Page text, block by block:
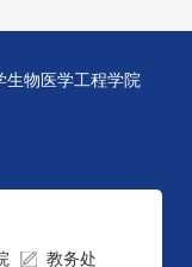
物医学工程学院
教务处